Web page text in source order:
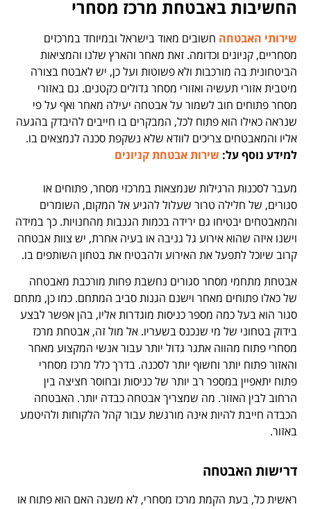
החשיבות באבטחת מרכז מסחרי
שירותי האבטחה חשובים מאוד בישראל ובמיוחד במרכזים
מסחריים, קניונים וכדומה. זאת מאחר והארץ שלנו והמציאות
הביטחונית בה מורכבות ולא פשוטות ועל כן, יש לאבטח בצורה
מיטבית אזורי תעשיה ואזורי מסחר גדולים כקטנים. גם באזורי
מסחר פתוחים חוב לשמור על אבטחה יעילה מאחר ואף על פי
שנראה כאילו הוא פתוח לכל, המבקרים בו חייבים להיבדק בהגעה
אליו והמאבטחים צריכים לוודא שלא נשקפת סכנה לנמצאים בו.
למידע נוסף על: שירות אבטחת קניונים
מעבר לסכנות הרגילות שנמצאות במרכזי מסחר, פתוחים או
סגורים, של חלילה טרור שעלול להגיע אל המקום, השומרים
והמאבטחים יבטיחו גם ירידה בכמות הגנבות מהחנויות. כך במידה
וישנו איזה שהוא אירוע גל גניבה או בעיה אחרת, יש צוות אבטחה
קרוב שיוכל לתפעל את האירוע ולהבטיח את בטחון השותפים בו.
אבטחת מתחמי מסחר סגורים נחשבת פחות מורכבת מאבטחה
של כאלו פתוחים מאחר וישנם הגנות סביב המתחם. כמו כן, מתחם
סגור הוא בעל כמה מספר כניסות מוגדרות אליו, בהן אפשר לבצע
בידוק בטחוני של מי שנכנס בשעריו. אל מול זה, אבטחת מרכז
מסחרי פתוח מהווה אתגר גדול יותר עבור אנשי המקצוע מאחר
והאזור פתוח יותר וחשוף יותר לסכנה. בדרך כלל מרכז מסחרי
פתוח יתאפיין במספר רב יותר של כניסות ובחוסר חציצה בין
הרחוב לבין האזור. מה שמצריך אבטחה כבדה יותר. האבטחה
הכבדה חייבת להיות אינה מורגשת עבור קהל הלקוחות ולהיטמע
באזור.
דרישות האבטחה
ראשית כל, בעת הקמת מרכז מסחרי, לא משנה האם הוא פתוח או